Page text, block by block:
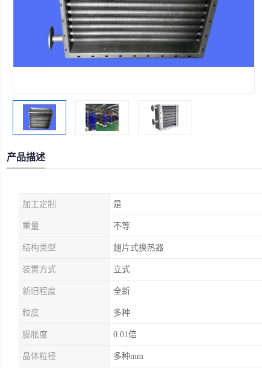
产品描述
加工定制 是
重量 不等
结构类型 翅片式换热器
装置方式 立式
新旧程度 全新
粒度 多种
膨胀度 0.01倍
晶体粒径 多种mm